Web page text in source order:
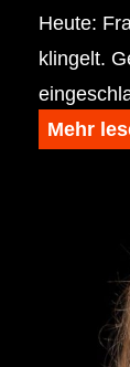
Heute:
klingelt.
Mehr